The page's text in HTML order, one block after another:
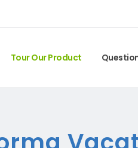
Tour Our Product